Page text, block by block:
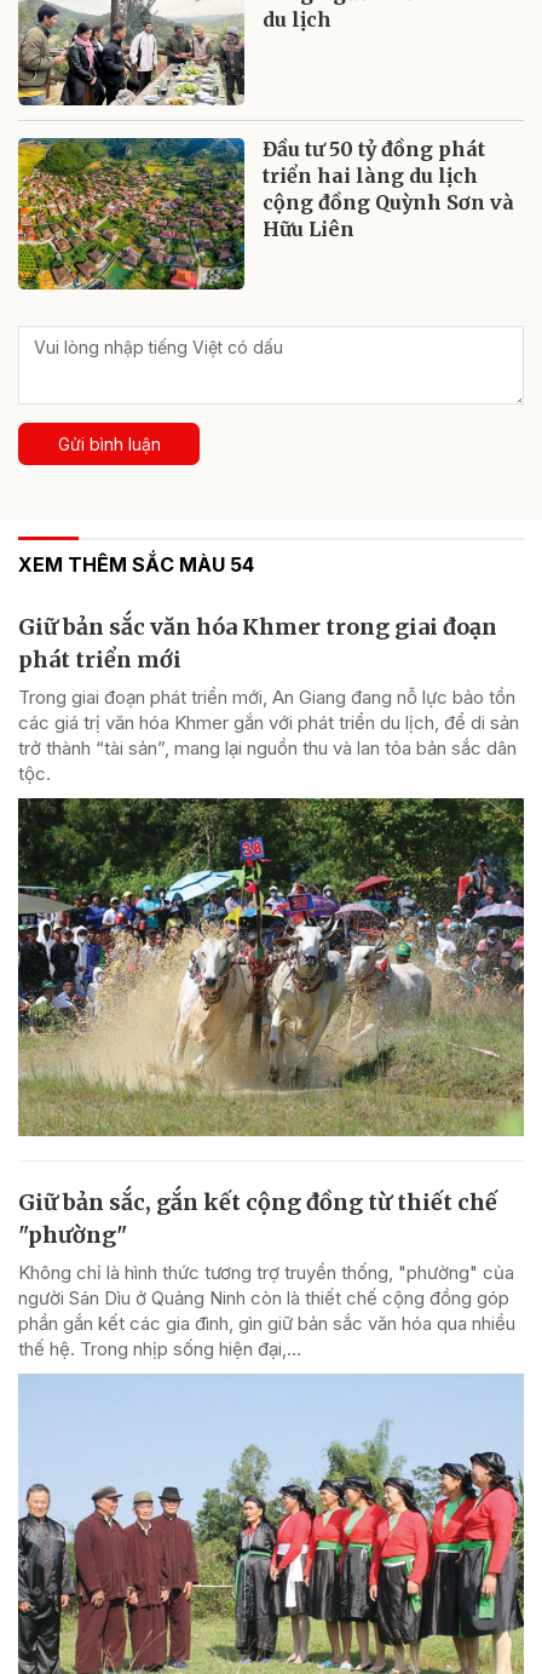
du lịch
Đầu tư 50 tỷ đồng phát
triển hai làng du lịch
cộng đồng Quỳnh Sơn và
Hữu Liên
Gửi bình luận
XEM THÊM SẮC MÀU 54
Giữ bản sắc văn hóa Khmer trong giai đoạn
phát triển mới
Trong giai đoạn phát triển mới, An Giang đang nỗ lực bảo tồn
các giá trị văn hóa Khmer gắn với phát triển du lịch, để di sản
trở thành “tài sản”, mang lại nguồn thu và lan tỏa bản sắc dân
tộc.
Giữ bản sắc, gắn kết cộng đồng từ thiết chế
"phường"
Không chỉ là hình thức tương trợ truyền thống, "phường" của
người Sán Dìu ở Quảng Ninh còn là thiết chế cộng đồng góp
phần gắn kết các gia đình, gìn giữ bản sắc văn hóa qua nhiều
thế hệ. Trong nhịp sống hiện đại,...